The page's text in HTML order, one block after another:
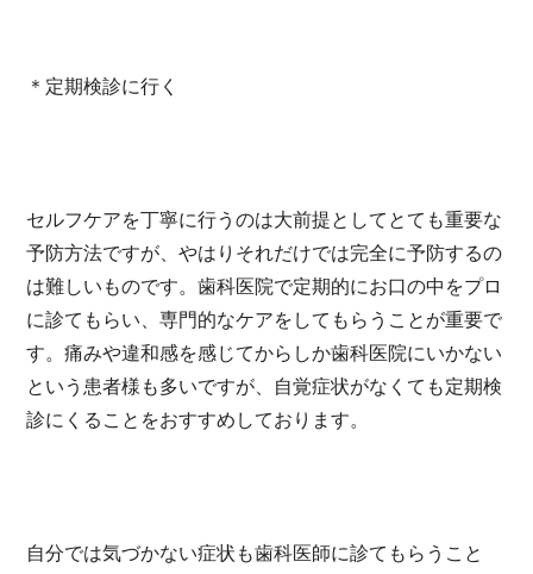
＊定期検診に行く
セルフケアを丁寧に行うのは大前提としてとても重要な
予防方法ですが、やはりそれだけでは完全に予防するの
は難しいものです。歯科医院で定期的にお口の中をプロ
に診てもらい、専門的なケアをしてもらうことが重要で
す。痛みや違和感を感じてからしか歯科医院にいかない
という患者様も多いですが、自覚症状がなくても定期検
診にくることをおすすめしております。
自分では気づかない症状も歯科医師に診てもらうこと